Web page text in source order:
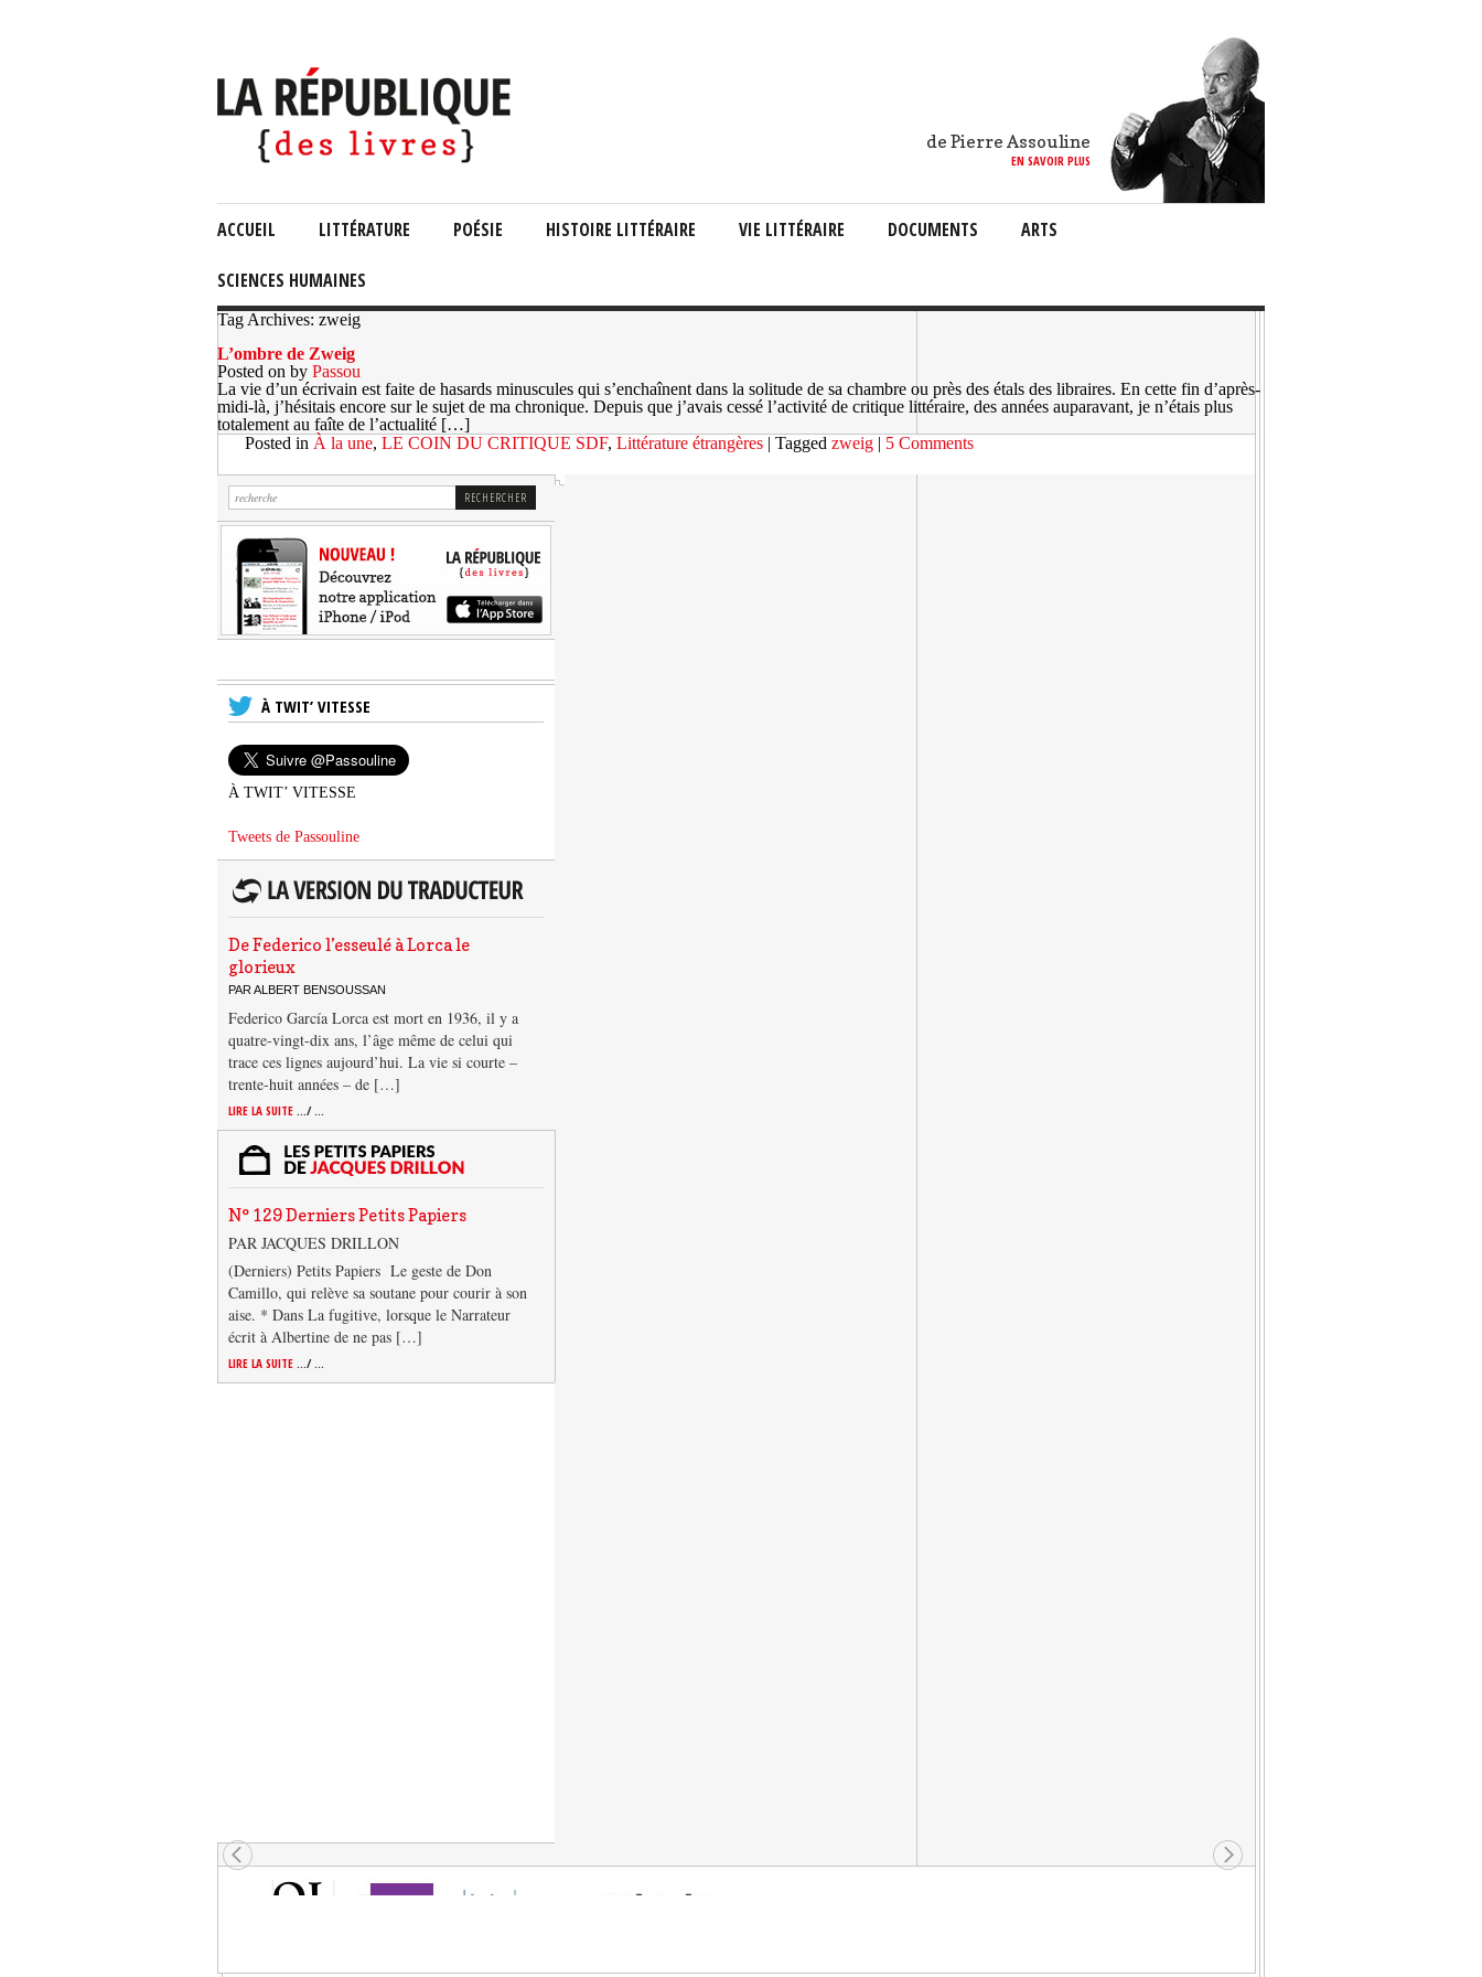
de Pierre Assouline
EN SAVOIR PLUS
ACCUEIL LITTÉRATURE POÉSIE HISTOIRE LITTÉRAIRE VIE LITTÉRAIRE DOCUMENTS ARTS
SCIENCES HUMAINES
Tag Archives: zweig
L’ombre de Zweig
Posted on by Passou
La vie d’un écrivain est faite de hasards minuscules qui s’enchaînent dans la solitude de sa chambre ou près des étals des libraires. En cette fin d’après-
midi-là, j’hésitais encore sur le sujet de ma chronique. Depuis que j’avais cessé l’activité de critique littéraire, des années auparavant, je n’étais plus
totalement au faîte de l’actualité […]
Posted in À la une, LE COIN DU CRITIQUE SDF, Littérature étrangères | Tagged zweig | 5 Comments
À TWIT’ VITESSE
À TWIT’ VITESSE
Tweets de Passouline
De Federico l’esseulé à Lorca le
glorieux
PAR ALBERT BENSOUSSAN
Federico García Lorca est mort en 1936, il y a
quatre-vingt-dix ans, l’âge même de celui qui
trace ces lignes aujourd’hui. La vie si courte –
trente-huit années – de […]
LIRE LA SUITE .../ ...
N° 129 Derniers Petits Papiers
PAR JACQUES DRILLON
(Derniers) Petits Papiers Le geste de Don
Camillo, qui relève sa soutane pour courir à son
aise. * Dans La fugitive, lorsque le Narrateur
écrit à Albertine de ne pas […]
LIRE LA SUITE .../ ...